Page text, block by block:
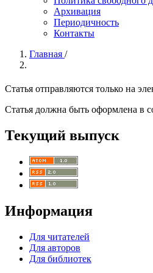
Архивация
Периодичность
Контакты
Главная /
Статья отправляются только на
Статья должна быть оформлена в
Текущий выпуск
Информация
Для читателей
Для авторов
Для библиотек